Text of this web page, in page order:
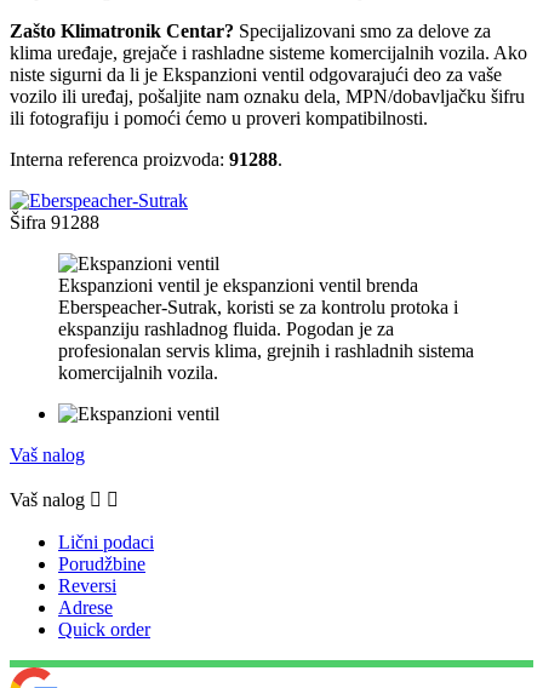
Zašto Klimatronik Centar? Specijalizovani smo za delove za
klima uređaje, grejače i rashladne sisteme komercijalnih vozila. Ako
niste sigurni da li je Ekspanzioni ventil odgovarajući deo za vaše
vozilo ili uređaj, pošaljite nam oznaku dela, MPN/dobavljačku šifru
ili fotografiju i pomoći ćemo u proveri kompatibilnosti.
Interna referenca proizvoda: 91288.
Šifra 91288
Ekspanzioni ventil je ekspanzioni ventil brenda
Eberspeacher-Sutrak, koristi se za kontrolu protoka i
ekspanziju rashladnog fluida. Pogodan je za
profesionalan servis klima, grejnih i rashladnih sistema
komercijalnih vozila.
Vaš nalog
Vaš nalog  
Lični podaci
Porudžbine
Reversi
Adrese
Quick order